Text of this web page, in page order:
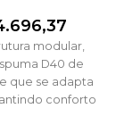
modular,
D40 de
que se adapta
conforto
solto para